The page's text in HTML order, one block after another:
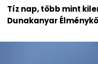
Tíz nap, több mint
Dunakanyar